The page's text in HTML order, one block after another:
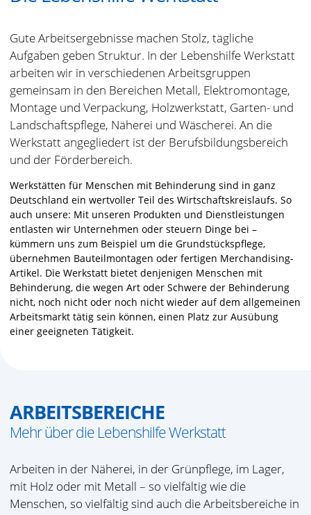
Verwaltung
Kindergarten Schwalbennest
Tabaluga Förderschule
Wir als Arbeitgeber
Mitarbeiter Küchenbereich (m/w/d)
Heilerziehungspfleger / Heilpädagoge (m/w/d)
Betreuungsfachkraft Wohnstätte (m/w/d)
News
Termine
Spenden/Ehrenamt
Gute Arbeitsergebnisse machen Stolz, tägliche
Aufgaben geben Struktur. In der Lebenshilfe Werkstatt
arbeiten wir in verschiedenen Arbeitsgruppen
gemeinsam in den Bereichen Metall, Elektromontage,
Montage und Verpackung, Holzwerkstatt, Garten- und
Landschaftspflege, Näherei und Wäscherei. An die
Werkstatt angegliedert ist der Berufsbildungsbereich
und der Förderbereich.
Werkstätten für Menschen mit Behinderung sind in ganz
Deutschland ein wertvoller Teil des Wirtschaftskreislaufs. So
auch unsere: Mit unseren Produkten und Dienstleistungen
entlasten wir Unternehmen oder steuern Dinge bei –
kümmern uns zum Beispiel um die Grundstückspflege,
übernehmen Bauteilmontagen oder fertigen Merchandising-
Artikel. Die Werkstatt bietet denjenigen Menschen mit
Behinderung, die wegen Art oder Schwere der Behinderung
nicht, noch nicht oder noch nicht wieder auf dem allgemeinen
Arbeitsmarkt tätig sein können, einen Platz zur Ausübung
einer geeigneten Tätigkeit.
ARBEITSBEREICHE
Mehr über die Lebenshilfe Werkstatt
Arbeiten in der Näherei, in der Grünpflege, im Lager,
mit Holz oder mit Metall – so vielfältig wie die
Menschen, so vielfältig sind auch die Arbeitsbereiche in